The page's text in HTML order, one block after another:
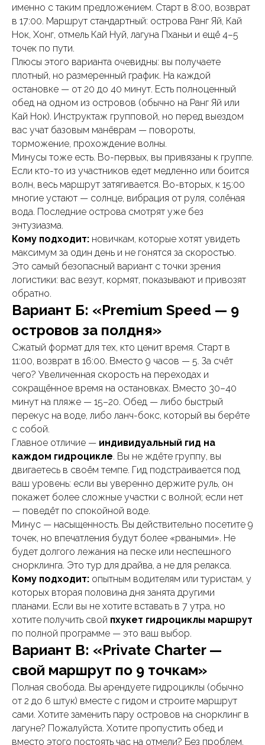
именно с таким предложением. Старт в 8:00, возврат
в 17:00. Маршрут стандартный: острова Ранг Яй, Кай
Нок, Хонг, отмель Кай Нуй, лагуна Пханьи и ещё 4–5
точек по пути.
Плюсы этого варианта очевидны: вы получаете
плотный, но размеренный график. На каждой
остановке — от 20 до 40 минут. Есть полноценный
обед на одном из островов (обычно на Ранг Яй или
Кай Нок). Инструктаж групповой, но перед выездом
вас учат базовым манёврам — повороты,
торможение, прохождение волны.
Минусы тоже есть. Во-первых, вы привязаны к группе.
Если кто-то из участников едет медленно или боится
волн, весь маршрут затягивается. Во-вторых, к 15:00
многие устают — солнце, вибрация от руля, солёная
вода. Последние острова смотрят уже без
энтузиазма.
Кому подходит: новичкам, которые хотят увидеть
максимум за один день и не гонятся за скоростью.
Это самый безопасный вариант с точки зрения
логистики: вас везут, кормят, показывают и привозят
обратно.
Вариант Б: «Premium Speed — 9
островов за полдня»
Сжатый формат для тех, кто ценит время. Старт в
11:00, возврат в 16:00. Вместо 9 часов — 5. За счёт
чего? Увеличенная скорость на переходах и
сокращённое время на остановках. Вместо 30–40
минут на пляже — 15–20. Обед — либо быстрый
перекус на воде, либо ланч-бокс, который вы берёте
с собой.
Главное отличие — индивидуальный гид на
каждом гидроцикле. Вы не ждёте группу, вы
двигаетесь в своём темпе. Гид подстраивается под
ваш уровень: если вы уверенно держите руль, он
покажет более сложные участки с волной; если нет
— поведёт по спокойной воде.
Минус — насыщенность. Вы действительно посетите 9
точек, но впечатления будут более «рваными». Не
будет долгого лежания на песке или неспешного
снорклинга. Это тур для драйва, а не для релакса.
Кому подходит: опытным водителям или туристам, у
которых вторая половина дня занята другими
планами. Если вы не хотите вставать в 7 утра, но
хотите получить свой пхукет гидроциклы маршрут
по полной программе — это ваш выбор.
Вариант В: «Private Charter —
свой маршрут по 9 точкам»
Полная свобода. Вы арендуете гидроциклы (обычно
от 2 до 6 штук) вместе с гидом и строите маршрут
сами. Хотите заменить пару островов на снорклинг в
лагуне? Пожалуйста. Хотите пропустить обед и
вместо этого постоять час на отмели? Без проблем.